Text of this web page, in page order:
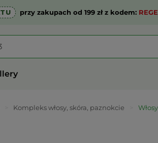
przy zakupach od 199 zł z kodem:
Kompleks włosy, skóra, paznokcie